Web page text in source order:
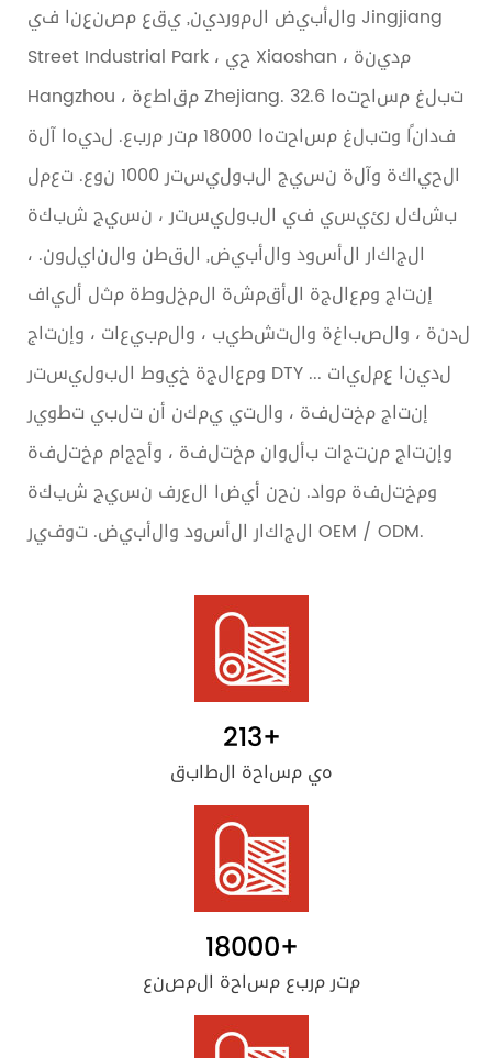
والأبيض الموردين, يقع مصنعنا في Jingjiang
Street Industrial Park ، حي Xiaoshan ، مدينة
Hangzhou ، مقاطعة Zhejiang. تبلغ مساحتها 32.6
فدانًا وتبلغ مساحتها 18000 متر مربع. لديها آلة
الحياكة وآلة نسيج البوليستر 1000 نوع. تعمل
بشكل رئيسي في البوليستر ، نسيج شبكة
الجاكار الأسود والأبيض, القطن والنايلون. ،
إنتاج ومعالجة الأقمشة المخلوطة مثل ألياف
لدنة ، والصباغة والتشطيب ، والمبيعات ، وإنتاج
ومعالجة خيوط البوليستر DTY ... لدينا عمليات
إنتاج مختلفة ، والتي يمكن أن تلبي تطوير
وإنتاج منتجات بألوان مختلفة ، وأحجام مختلفة
ومختلفة مواد. نحن أيضا العرف نسيج شبكة
الجاكار الأسود والأبيض. توفير OEM / ODM.
213+
هي مساحة الطابق
18000+
متر مربع مساحة المصنع